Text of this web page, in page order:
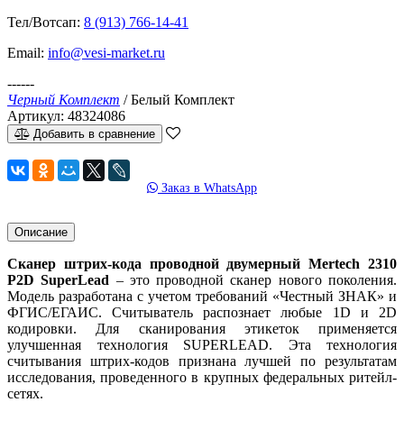
Тел/Вотсап: 8 (913) 766-14-41
Email: info@vesi-market.ru
------
Черный Комплект /Белый Комплект
Артикул: 48324086
Добавить в сравнение
Заказ в WhatsApp
Описание
Сканер штрих-кода проводной двумерный Mertech 2310
P2D SuperLead – этопроводной сканер нового поколения.
Модель разработана с учетом требований «Честный ЗНАК» и
ФГИС/ЕГАИС. Считыватель распознает любые 1D и 2D
кодировки. Для сканирования этикеток применяется
улучшенная технология SUPERLEAD. Эта технология
считывания штрих-кодов признана лучшей по результатам
исследования, проведенного в крупных федеральных ритейл-
сетях.